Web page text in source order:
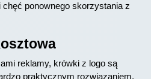
chęć ponownego skorzystania z
reklamy, krówki z logo są
praktycznym rozwiązaniem.